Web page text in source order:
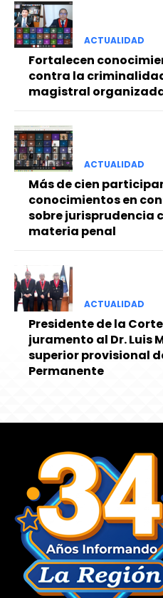
ACTUALIDAD
Fortalecen
contra la
magistral
ACTUALIDAD
Más de cien
conocimientos en
sobre jurisprudencia
materia penal
ACTUALIDAD
Presidente de la
juramento al Dr. Luis
superior provisional
Permanente